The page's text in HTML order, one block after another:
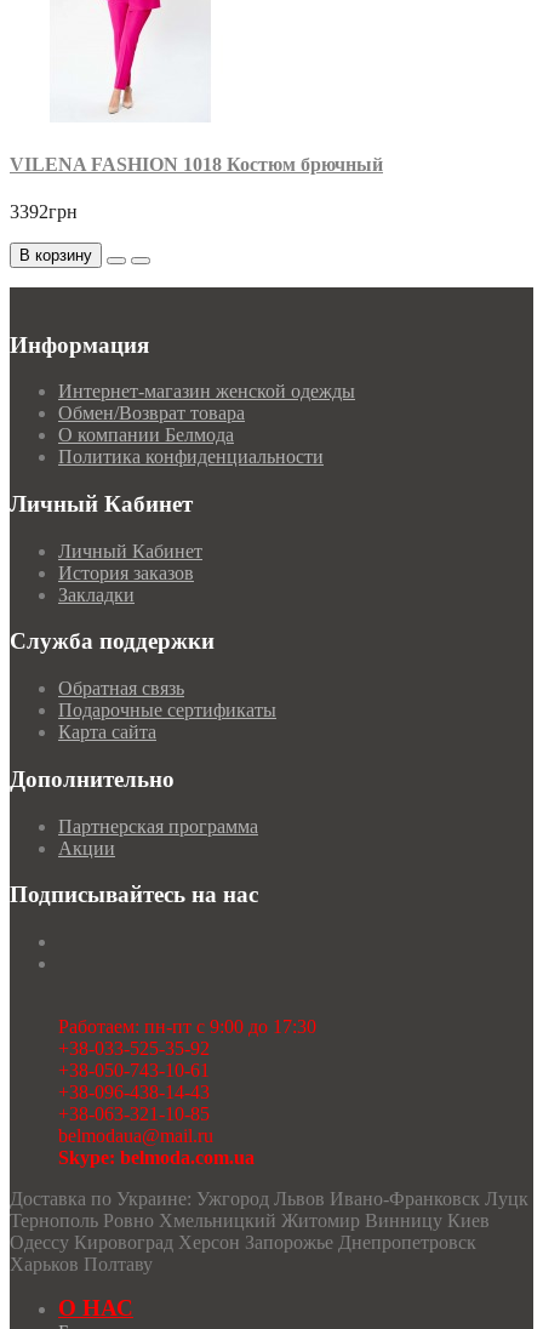
VILENA FASHION 1018 Костюм брючный
3392грн
В корзину
Информация
Интернет-магазин женской одежды
Обмен/Возврат товара
О компании Белмода
Политика конфиденциальности
Личный Кабинет
Личный Кабинет
История заказов
Закладки
Служба поддержки
Обратная связь
Подарочные сертификаты
Карта сайта
Дополнительно
Партнерская программа
Акции
Подписывайтесь на нас
Работаем: пн-пт с 9:00 до 17:30
+38-033-525-35-92
+38-050-743-10-61
+38-096-438-14-43
+38-063-321-10-85
belmodaua@mail.ru
Skype: belmoda.com.ua
Доставка по Украине: Ужгород Львов Ивано-Франковск Луцк
Тернополь Ровно Хмельницкий Житомир Винницу Киев
Одессу Кировоград Херсон Запорожье Днепропетровск
Харьков Полтаву
О НАС